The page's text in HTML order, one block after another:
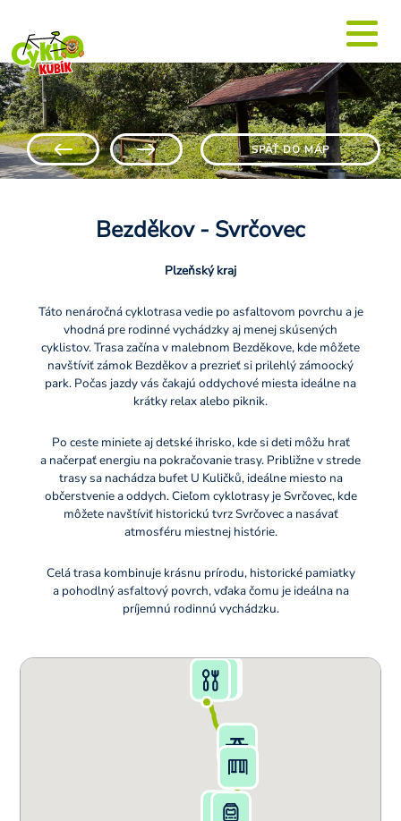
SPÄŤ DO MÁP
Bezděkov - Svrčovec
Plzeňský kraj
Táto nenáročná cyklotrasa vedie po asfaltovom povrchu a je
vhodná pre rodinné vychádzky aj menej skúsených
cyklistov. Trasa začína v malebnom Bezděkove, kde môžete
navštíviť zámok Bezděkov a prezrieť si prilehlý zámoocký
park. Počas jazdy vás čakajú oddychové miesta ideálne na
krátky relax alebo piknik.
Po ceste miniete aj detské ihrisko, kde si deti môžu hrať
a načerpať energiu na pokračovanie trasy. Približne v strede
trasy sa nachádza bufet U Kuličků, ideálne miesto na
občerstvenie a oddych. Cieľom cyklotrasy je Svrčovec, kde
môžete navštíviť historickú tvrz Svrčovec a nasávať
atmosféru miestnej histórie.
Celá trasa kombinuje krásnu prírodu, historické pamiatky
a pohodlný asfaltový povrch, vďaka čomu je ideálna na
príjemnú rodinnú vychádzku.